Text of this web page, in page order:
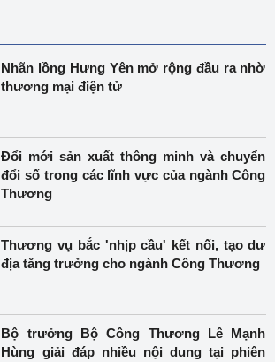
Nhãn lồng Hưng Yên mở rộng đầu ra nhờ
thương mại điện tử
Đổi mới sản xuất thông minh và chuyển
đổi số trong các lĩnh vực của ngành Công
Thương
Thương vụ bắc 'nhịp cầu' kết nối, tạo dư
địa tăng trưởng cho ngành Công Thương
Bộ trưởng Bộ Công Thương Lê Mạnh
Hùng giải đáp nhiều nội dung tại phiên